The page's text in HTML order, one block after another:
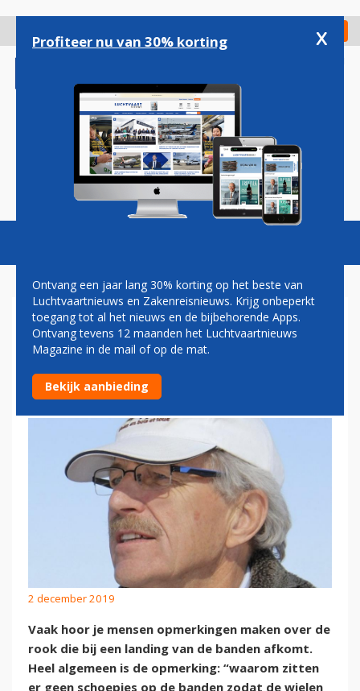
gaan
Check in
Magazine Podcasts Vacatures
PAUL GROVE:
VLIEGTUIGBANDEN EN HET
ROOKWOLKJE
2 december 2019
Vaak hoor je mensen opmerkingen maken over de
rook die bij een landing van de banden afkomt.
Heel algemeen is de opmerking: “waarom zitten
er geen schoepjes op de banden zodat de wielen
Profiteer nu van 30% korting x
Ontvang een jaar lang 30% korting op het beste van
Luchtvaartnieuws en Zakenreisnieuws. Krijg onbeperkt
toegang tot al het nieuws en de bijbehorende Apps.
Ontvang tevens 12 maanden het Luchtvaartnieuws
Magazine in de mail of op de mat.
Bekijk aanbieding